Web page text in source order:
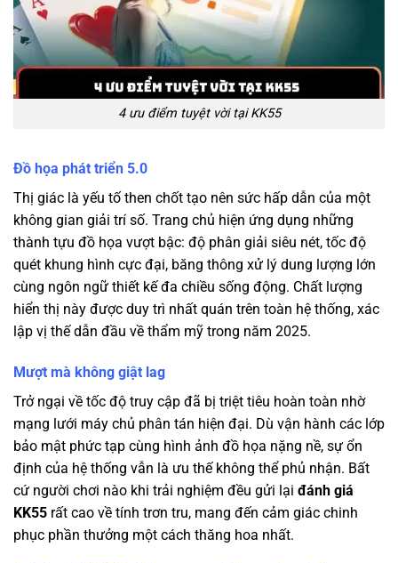
4 ưu điểm tuyệt vời tại KK55
Đồ họa phát triển 5.0
Thị giác là yếu tố then chốt tạo nên sức hấp dẫn của một
không gian giải trí số. Trang chủ hiện ứng dụng những
thành tựu đồ họa vượt bậc: độ phân giải siêu nét, tốc độ
quét khung hình cực đại, băng thông xử lý dung lượng lớn
cùng ngôn ngữ thiết kế đa chiều sống động. Chất lượng
hiển thị này được duy trì nhất quán trên toàn hệ thống, xác
lập vị thế dẫn đầu về thẩm mỹ trong năm 2025.
Mượt mà không giật lag
Trở ngại về tốc độ truy cập đã bị triệt tiêu hoàn toàn nhờ
mạng lưới máy chủ phân tán hiện đại. Dù vận hành các lớp
bảo mật phức tạp cùng hình ảnh đồ họa nặng nề, sự ổn
định của hệ thống vẫn là ưu thế không thể phủ nhận. Bất
cứ người chơi nào khi trải nghiệm đều gửi lại đánh giá
KK55 rất cao về tính trơn tru, mang đến cảm giác chinh
phục phần thưởng một cách thăng hoa nhất.